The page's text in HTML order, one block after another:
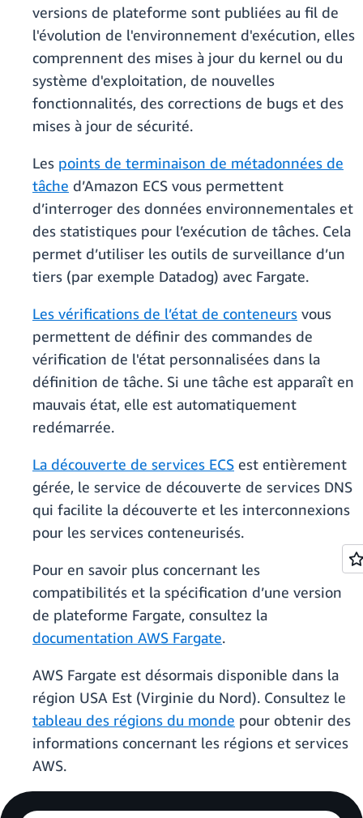
versions de plateforme sont publiées au fil de
l'évolution de l'environnement d'exécution, elles
comprennent des mises à jour du kernel ou du
système d'exploitation, de nouvelles
fonctionnalités, des corrections de bugs et des
mises à jour de sécurité.
Les points de terminaison de métadonnées de
tâche d’Amazon ECS vous permettent
d’interroger des données environnementales et
des statistiques pour l’exécution de tâches. Cela
permet d’utiliser les outils de surveillance d’un
tiers (par exemple Datadog) avec Fargate.
Les vérifications de l’état de conteneurs vous
permettent de définir des commandes de
vérification de l'état personnalisées dans la
définition de tâche. Si une tâche est apparaît en
mauvais état, elle est automatiquement
redémarrée.
La découverte de services ECS est entièrement
gérée, le service de découverte de services DNS
qui facilite la découverte et les interconnexions
pour les services conteneurisés.
Pour en savoir plus concernant les
compatibilités et la spécification d’une version
de plateforme Fargate, consultez la
documentation AWS Fargate.
AWS Fargate est désormais disponible dans la
région USA Est (Virginie du Nord). Consultez le
tableau des régions du monde pour obtenir des
informations concernant les régions et services
AWS.